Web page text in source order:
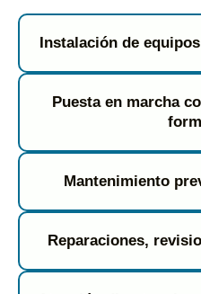
Instalación de
Puesta en marcha
Mantenimiento
Reparaciones,